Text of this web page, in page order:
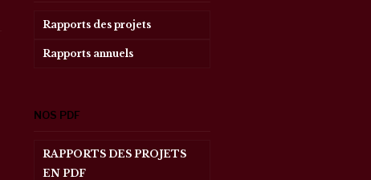
Rapports des projets
Rapports annuels
NOS PDF
RAPPORTS DES PROJETS
EN PDF